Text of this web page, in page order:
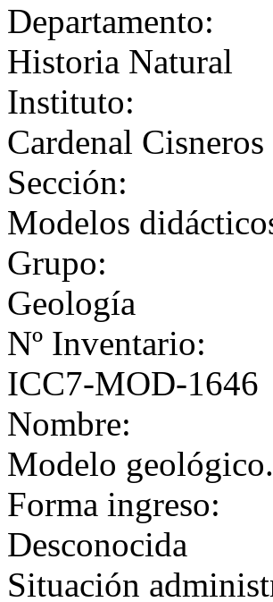
Departamento:
Historia Natural
Instituto:
Cardenal Cisneros
Sección:
Modelos
Grupo:
Geología
Nº Inventario:
ICC7-MOD-1646
Nombre:
Modelo
Forma ingreso:
Desconocida
Situación